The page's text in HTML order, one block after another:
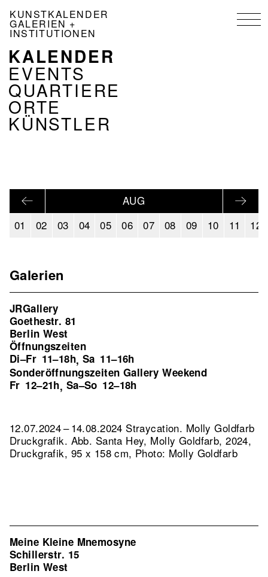
zum
Inhalt
KUNSTKALENDER
GALERIEN +
INSTITUTIONEN
NAVIGATION
KALENDER
DE
KALENDER
EVENTS
QUARTIERE
ORTE
KÜNSTLER
AUG
01
02 03 04 05 06 07 08 09 10 11 12
Galerien
JRGallery
Goethestr. 81
Berlin West
Öffnungszeiten
Di–Fr 11–18h, Sa 11–16h
Sonderöffnungszeiten Gallery Weekend
Fr 12–21h, Sa–So 12–18h
12.07.2024 – 14.08.2024 Straycation. Molly Goldfarb
Druckgrafik. Abb. Santa Hey, Molly Goldfarb, 2024,
Druckgrafik, 95 x 158 cm, Photo: Molly Goldfarb
Meine Kleine Mnemosyne
Schillerstr. 15
Berlin West